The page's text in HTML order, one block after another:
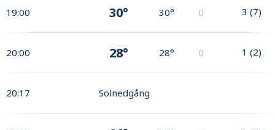
19:00 30° 30° 0 3 (7)
20:00 28° 28° 0 1 (2)
20:17 Solnedgång